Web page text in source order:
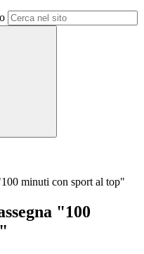
minuti con sport al top"
"100